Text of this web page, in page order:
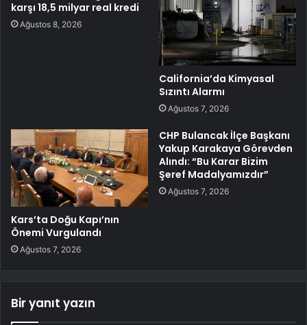
karşı 18,5 milyar real kredi
Ağustos 8, 2026
California’da Kimyasal
Sızıntı Alarmı
Ağustos 7, 2026
Kars’ta Doğu Kapı’nın
Önemi Vurgulandı
Ağustos 7, 2026
CHP Bulancak İlçe Başkanı
Yakup Karakaya Görevden
Alındı: “Bu Karar Bizim
Şeref Madalyamızdır”
Ağustos 7, 2026
Bir yanıt yazın